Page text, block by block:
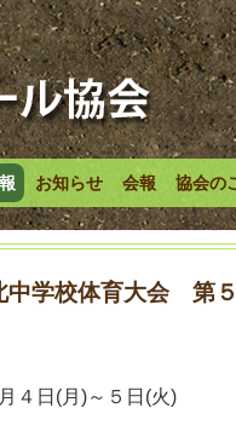
お知らせ 会報 協会の
中学校体育大会 第
日(月)～５日(火)